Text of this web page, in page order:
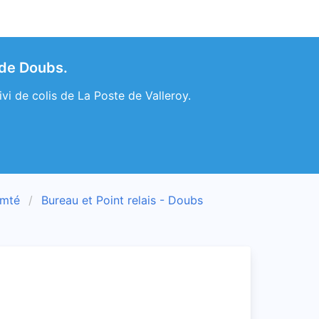
Doubs.
de colis de La Poste de Valleroy.
Bureau et Point relais - Doubs